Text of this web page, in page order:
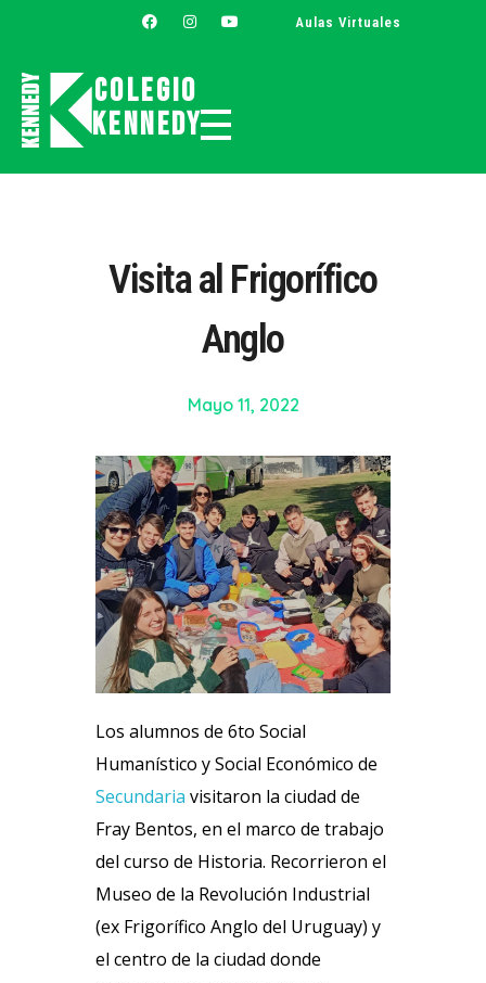
Aulas Virtuales
Colegio
Kennedy
Visita al Frigorífico
Anglo
Mayo 11, 2022
Los alumnos de 6to Social
Humanístico y Social Económico de
Secundaria visitaron la ciudad de
Fray Bentos, en el marco de trabajo
del curso de Historia. Recorrieron el
Museo de la Revolución Industrial
(ex Frigorífico Anglo del Uruguay) y
el centro de la ciudad donde